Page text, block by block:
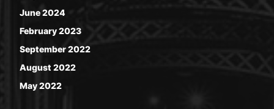
June 2024
February 2023
September 2022
August 2022
May 2022